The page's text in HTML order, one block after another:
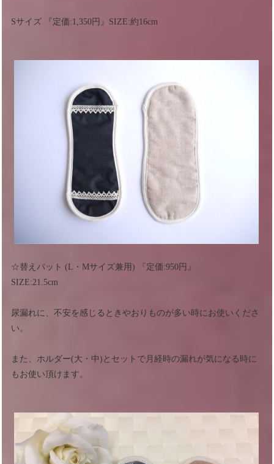
Sサイズ 『定価:1,350円』SIZE:約16cm
☆替えパット (L・Mサイズ兼用) 『定価:950円』
SIZE:21.5cm
尿漏れに、不安を感じるときやおりものが多い時にお使いくださ
い。
また、ホルダー(大・中)とセットで月経時の漏れが気になる時に
もお使い頂けます。